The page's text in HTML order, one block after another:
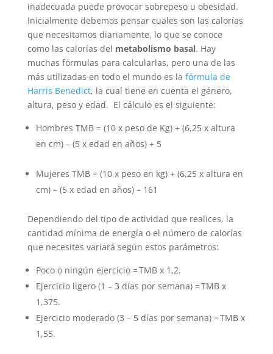
inadecuada puede provocar sobrepeso u obesidad.
Inicialmente debemos pensar cuales son las calorías
que necesitamos diariamente, lo que se conoce
como las calorías del metabolismo basal. Hay
muchas fórmulas para calcularlas, pero una de las
más utilizadas en todo el mundo es la fórmula de
Harris Benedict, la cual tiene en cuenta el género,
altura, peso y edad. El cálculo es el siguiente:
Hombres TMB = (10 x peso de Kg) + (6,25 x altura
en cm) – (5 x edad en años) + 5
Mujeres TMB = (10 x peso en kg) + (6,25 x altura en
cm) – (5 x edad en años) – 161
Dependiendo del tipo de actividad que realices, la
cantidad mínima de energía o el número de calorías
que necesites variará según estos parámetros:
Poco o ningún ejercicio = TMB x 1,2.
Ejercicio ligero (1 – 3 días por semana) = TMB x
1,375.
Ejercicio moderado (3 – 5 días por semana) = TMB x
1,55.